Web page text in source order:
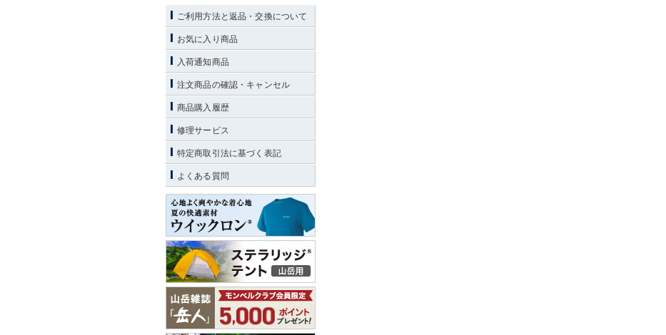
ご利用方法と返品・交換について
お気に入り商品
入荷通知商品
注文商品の確認・キャンセル
商品購入履歴
修理サービス
特定商取引法に基づく表記
よくある質問